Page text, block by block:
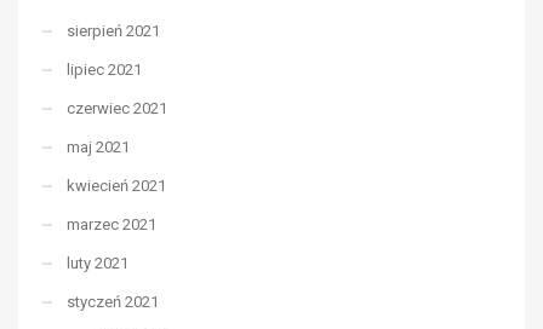
sierpień 2021
lipiec 2021
czerwiec 2021
maj 2021
kwiecień 2021
marzec 2021
luty 2021
styczeń 2021